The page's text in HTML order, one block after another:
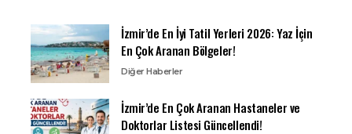
İzmir’de En İyi Tatil Yerleri 2026: Yaz İçin
En Çok Aranan Bölgeler!
Diğer Haberler
İzmir’de En Çok Aranan Hastaneler ve
Doktorlar Listesi Güncellendi!